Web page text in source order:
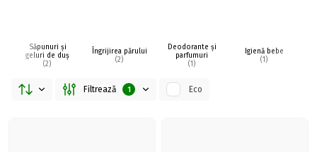
Săpunuri și
geluri de duș
(2)
Îngrijirea părului
(2)
Deodorante și
parfumuri
(1)
Igienă bebe
(1)
Filtrează 1 Eco